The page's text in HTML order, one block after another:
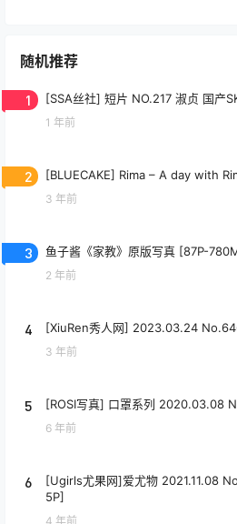
随机推荐
1 [SSA丝社] 短片 NO.217 淑贞 国产
1 年前
2 [BLUECAKE] Rima – A day with
3 年前
3 鱼子酱《家教》原版写真 [87P-
2 年前
4 [XiuRen秀人网] 2023.03.24
3 年前
5 [ROSI写真] 口罩系列 2020.03.08
6 年前
6
[Ugirls尤果网]爱尤物 2021.11.08
5P]
4 年前